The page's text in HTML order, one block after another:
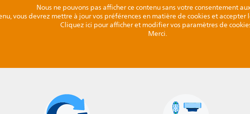
Nous ne pouvons pas afficher ce contenu sans votre consentement
vous devrez mettre à jour vos préférences en matière de cookies et
Cliquez ici pour afficher et modifier vos paramètres de
Merci.